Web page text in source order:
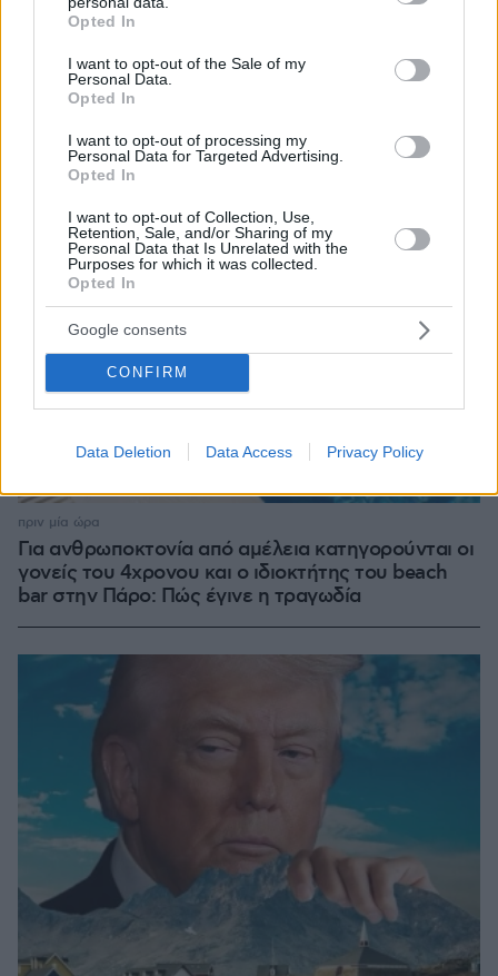
grant or deny consent to Google and its third-party tags to
use your data for below specified purposes in below Google
consent section.
Opted In
I want to opt-out of the Sale of my
Personal Data.
Opted In
I want to opt-out of processing my
Personal Data for Targeted Advertising.
Opted In
I want to opt-out of Collection, Use,
Retention, Sale, and/or Sharing of my
Personal Data that Is Unrelated with the
Purposes for which it was collected.
Opted In
Google consents
CONFIRM
Data Deletion Data Access Privacy Policy
Για ανθρωποκτονία από αμέλεια κατηγορούνται οι
γονείς του 4χρονου και ο ιδιοκτήτης του beach
bar στην Πάρο: Πώς έγινε η τραγωδία
πριν μία ώρα